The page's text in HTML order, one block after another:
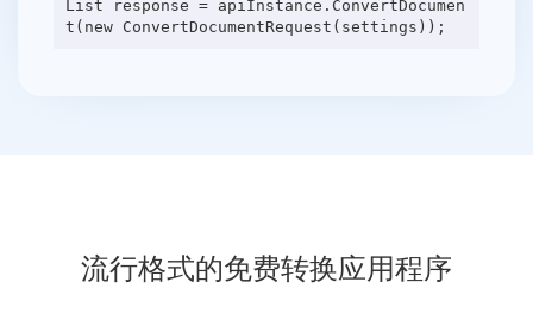
List response = apiInstance.ConvertDocumen
流行格式的免费转换应用程序